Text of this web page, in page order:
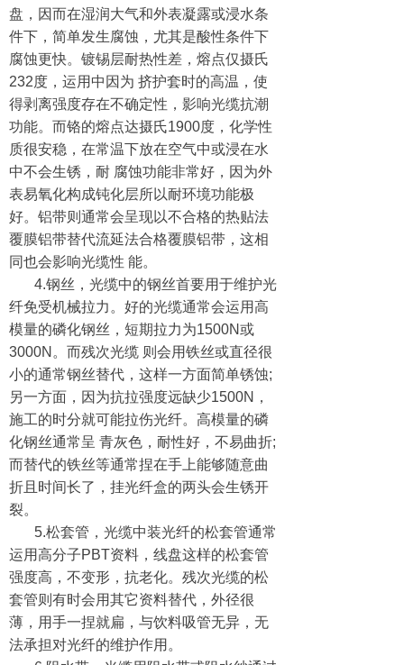
盘，因而在湿润大气和外表凝露或浸水条
件下，简单发生腐蚀，尤其是酸性条件下
腐蚀更快。镀锡层耐热性差，熔点仅摄氏
232度，运用中因为 挤护套时的高温，使
得剥离强度存在不确定性，影响光缆抗潮
功能。而铬的熔点达摄氏1900度，化学性
质很安稳，在常温下放在空气中或浸在水
中不会生锈，耐 腐蚀功能非常好，因为外
表易氧化构成钝化层所以耐环境功能极
好。铝带则通常会呈现以不合格的热贴法
覆膜铝带替代流延法合格覆膜铝带，这相
同也会影响光缆性 能。
4.钢丝，光缆中的钢丝首要用于维护光
纤免受机械拉力。好的光缆通常会运用高
模量的磷化钢丝，短期拉力为1500N或
3000N。而残次光缆 则会用铁丝或直径很
小的通常钢丝替代，这样一方面简单锈蚀;
另一方面，因为抗拉强度远缺少1500N，
施工的时分就可能拉伤光纤。高模量的磷
化钢丝通常呈 青灰色，耐性好，不易曲折;
而替代的铁丝等通常捏在手上能够随意曲
折且时间长了，挂光纤盒的两头会生锈开
裂。
5.松套管，光缆中装光纤的松套管通常
运用高分子PBT资料，线盘这样的松套管
强度高，不变形，抗老化。残次光缆的松
套管则有时会用其它资料替代，外径很
薄，用手一捏就扁，与饮料吸管无异，无
法承担对光纤的维护作用。